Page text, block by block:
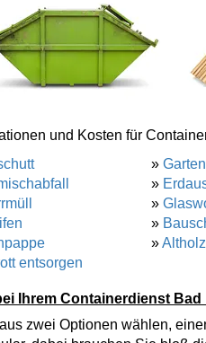
und Kosten für
entsorgen
»
»
»
»
»Altholz
Ihrem Containerdienst
zwei Optionen wählen,